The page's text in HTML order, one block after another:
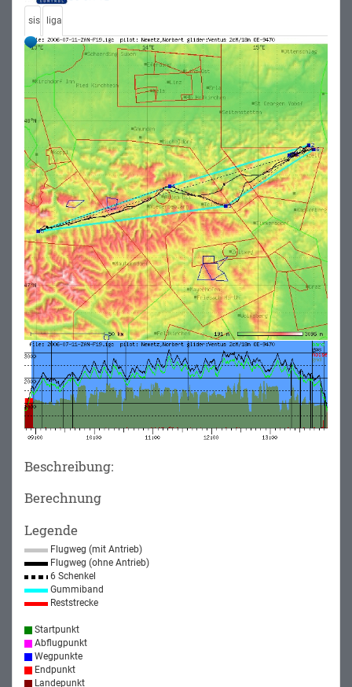
sis liga
Beschreibung:
Berechnung
Legende
Flugweg (mit Antrieb)
Flugweg (ohne Antrieb)
6 Schenkel
Gummiband
Reststrecke
Startpunkt
Abflugpunkt
Wegpunkte
Endpunkt
Landepunkt